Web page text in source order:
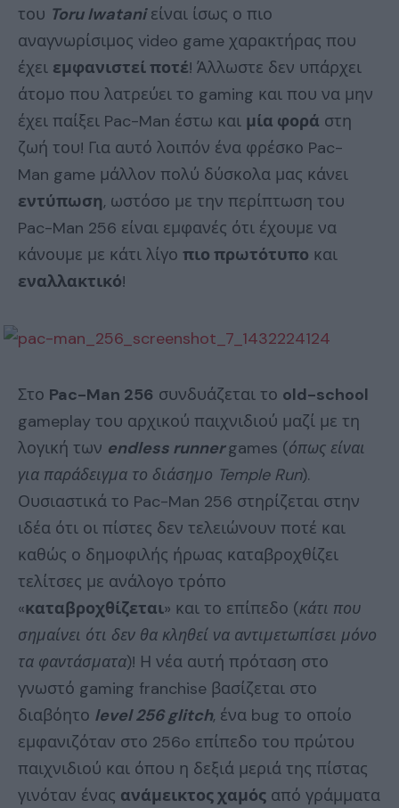
του Toru Iwatani είναι ίσως ο πιο
αναγνωρίσιμος video game χαρακτήρας που
έχει εμφανιστεί ποτέ! Άλλωστε δεν υπάρχει
άτομο που λατρεύει το gaming και που να μην
έχει παίξει Pac-Man έστω και μία φορά στη
ζωή του! Για αυτό λοιπόν ένα φρέσκο Pac-
Man game μάλλον πολύ δύσκολα μας κάνει
εντύπωση, ωστόσο με την περίπτωση του
Pac-Man 256 είναι εμφανές ότι έχουμε να
κάνουμε με κάτι λίγο πιο πρωτότυπο και
εναλλακτικό!
Στο Pac-Man 256 συνδυάζεται το old-school
gameplay του αρχικού παιχνιδιού μαζί με τη
λογική των endless runner games (όπως είναι
για παράδειγμα το διάσημο Temple Run).
Ουσιαστικά το Pac-Man 256 στηρίζεται στην
ιδέα ότι οι πίστες δεν τελειώνουν ποτέ και
καθώς ο δημοφιλής ήρωας καταβροχθίζει
τελίτσες με ανάλογο τρόπο
«καταβροχθίζεται» και το επίπεδο (κάτι που
σημαίνει ότι δεν θα κληθεί να αντιμετωπίσει μόνο
τα φαντάσματα)! Η νέα αυτή πρόταση στο
γνωστό gaming franchise βασίζεται στο
διαβόητο level 256 glitch, ένα bug το οποίο
εμφανιζόταν στο 256o επίπεδο του πρώτου
παιχνιδιού και όπου η δεξιά μεριά της πίστας
γινόταν ένας ανάμεικτος χαμός από γράμματα